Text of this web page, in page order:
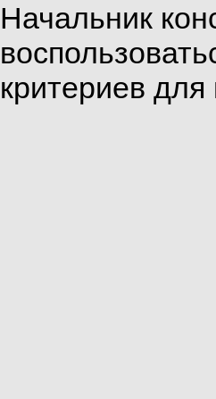
Начальник
критериев